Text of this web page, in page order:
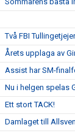
Två FBI
Årets upplaga av
Assist har SM-
Nu i helgen spelas
Ett stort TACK!
Damlaget till